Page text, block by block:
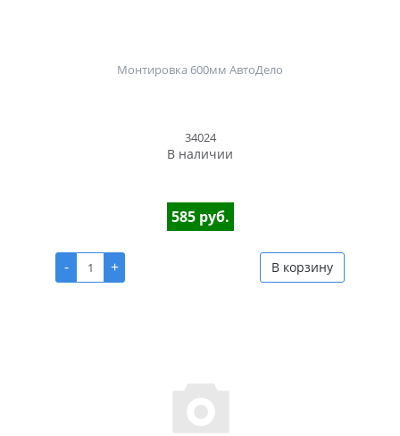
Монтировка 600мм АвтоДело
34024
В наличии
585 руб.
- + В корзину